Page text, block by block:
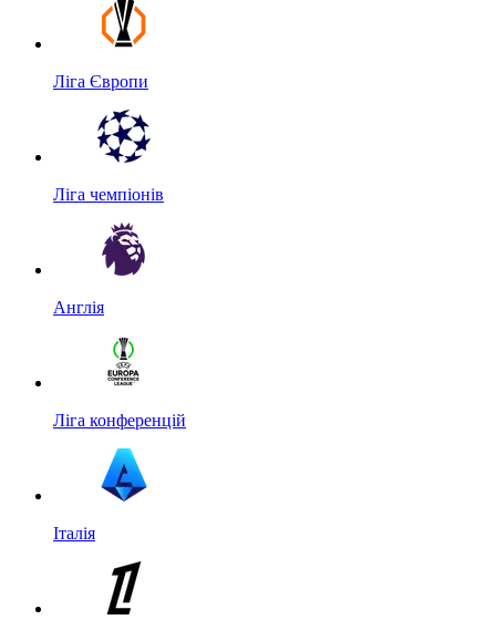
Ліга Європи
Ліга чемпіонів
Англія
Ліга конференцій
Італія